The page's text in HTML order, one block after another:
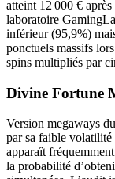
atteint 12 000 €
laboratoire
inférieur (95,9%)
ponctuels massifs
spins multipliés par
Divine Fortune
Version megaways
par sa faible
apparaît
la probabilité